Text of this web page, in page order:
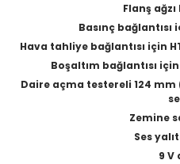
Flanş ağzı
Basınç bağlantısı
Hava tahliye bağlantısı için
Boşaltım bağlantısı
Daire açma testereli 124 mm
Zemine
Ses
9 V